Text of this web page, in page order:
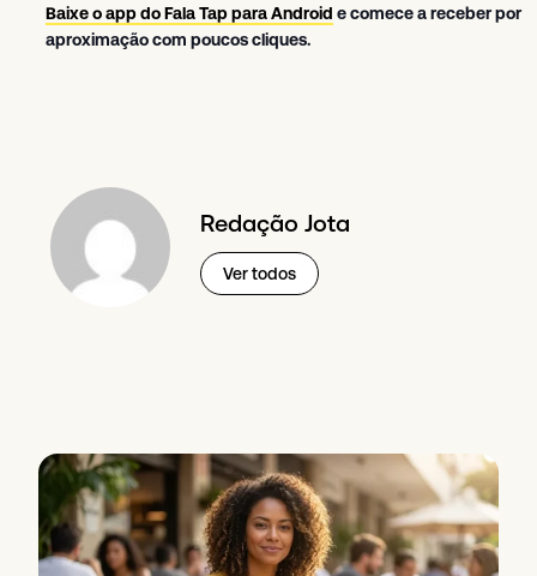
Baixe o app do Fala Tap para Android e comece a receber por
aproximação com poucos cliques.
Redação Jota
Ver todos